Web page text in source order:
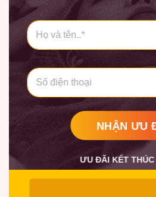
H
ọ
v
t
ê
n
S
ố
*
NHẬN ƯU
ƯU ĐÃI KẾT THÚC